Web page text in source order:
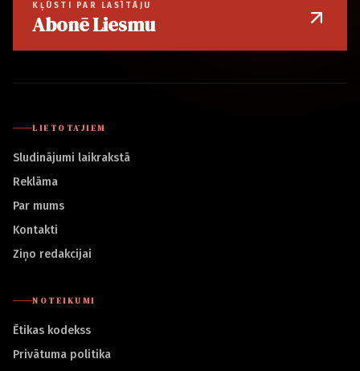
KĻŪSTI PAR LASĪTĀJU
Abonē Liesmu
LIETOTĀJIEM
Sludinājumi laikrakstā
Reklāma
Par mums
Kontakti
Ziņo redakcijai
NOTEIKUMI
Ētikas kodekss
Privātuma politika